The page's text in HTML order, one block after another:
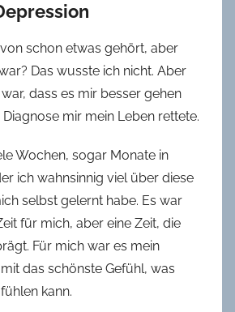
schon etwas gehört, aber
Das wusste ich nicht. Aber
dass es mir besser gehen
mir mein Leben rettete.
Wochen, sogar Monate in
ich wahnsinnig viel über diese
selbst gelernt habe. Es war
für mich, aber eine Zeit, die
Für mich war es mein
das schönste Gefühl, was
kann.